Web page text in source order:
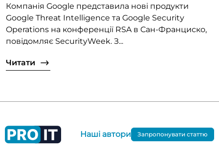
Компанія Google представила нові продукти
Google Threat Intelligence та Google Security
Operations на конференції RSA в Сан-Франциско,
повідомляє SecurityWeek. З...
Читати
Наші автори Запропонувати статтю